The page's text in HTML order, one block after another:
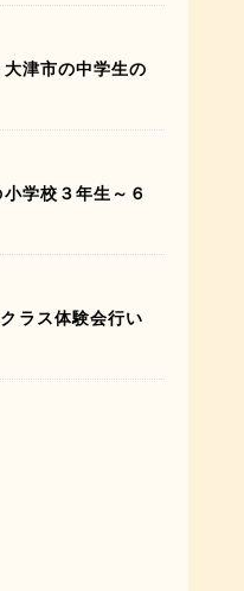
津市の中学生の
学校３年生～６
ラス体験会行い